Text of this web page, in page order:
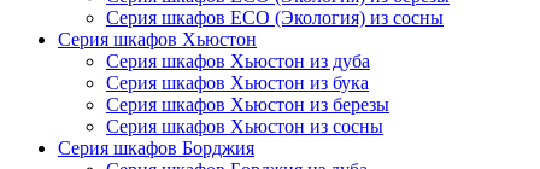
Серия шкафов ECO (Экология) из сосны
Серия шкафов Хьюстон
Серия шкафов Хьюстон из дуба
Серия шкафов Хьюстон из бука
Серия шкафов Хьюстон из березы
Серия шкафов Хьюстон из сосны
Серия шкафов Борджия